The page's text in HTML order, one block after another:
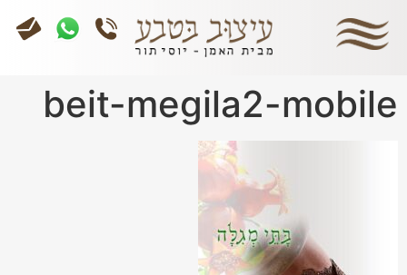
beit-megila2-mobile